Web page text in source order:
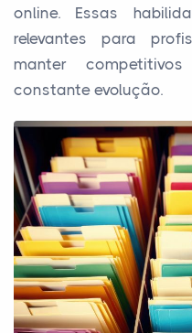
online. Essas
relevantes para
manter
constante evolução.